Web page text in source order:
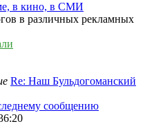
в кино, в СМИ
в различных рекламных
Re: Наш Бульдогоманский
сообщению